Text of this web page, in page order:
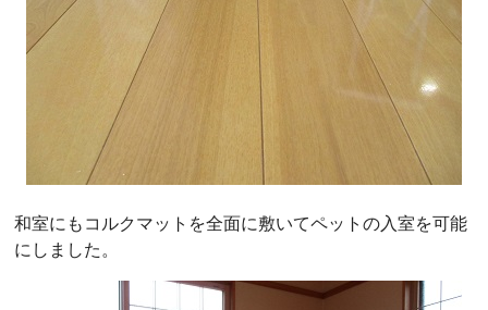
和室にもコルクマットを全面に敷いてペットの入室を可能
にしました。